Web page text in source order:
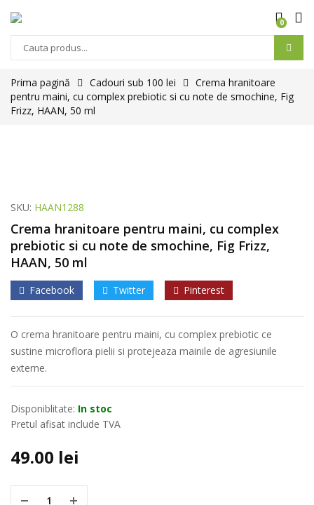
0
Prima pagină Cadouri sub 100 lei
Crema hranitoare
pentru maini, cu complex prebiotic si cu note de smochine, Fig
Frizz, HAAN, 50 ml
SKU: HAAN1288
Crema hranitoare pentru maini, cu complex
prebiotic si cu note de smochine, Fig Frizz,
HAAN, 50 ml
Facebook Twitter Pinterest
O crema hranitoare pentru maini, cu complex prebiotic ce
sustine microflora pielii si protejeaza mainile de agresiunile
externe.
Disponiblitate: In stoc
Pretul afisat include TVA
49.00 lei